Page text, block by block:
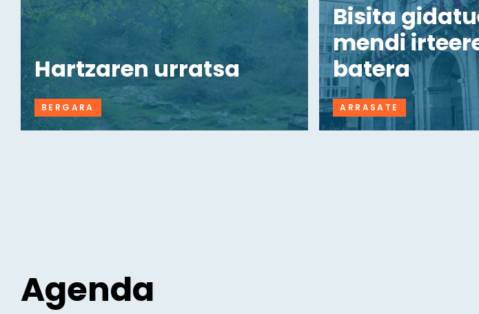
Hartzaren urratsa
BERGARA
Bisita
mendi
batera
ARRASATE
Agenda